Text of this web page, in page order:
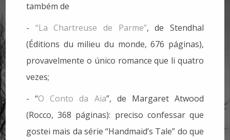
também de
- “La Chartreuse de Parme”, de Stendhal
(Éditions du milieu du monde, 676 páginas),
provavelmente o único romance que li quatro
vezes;
- “O Conto da Aia”, de Margaret Atwood
(Rocco, 368 páginas): preciso confessar que
gostei mais da série “Handmaid’s Tale” do que